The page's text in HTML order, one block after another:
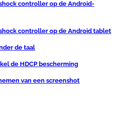
controller op de Android-
controller op de Android tablet
de taal
de HDCP bescherming
van een screenshot